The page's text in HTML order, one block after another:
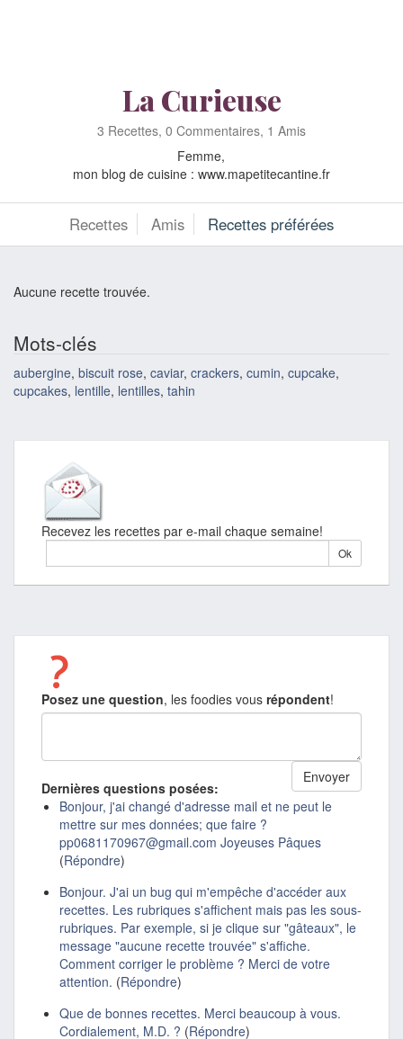
La Curieuse
3 Recettes, 0 Commentaires, 1 Amis
Femme,
mon blog de cuisine : www.mapetitecantine.fr
Recettes Amis Recettes préférées
Aucune recette trouvée.
Mots-clés
aubergine, biscuit rose, caviar, crackers, cumin, cupcake,
cupcakes, lentille, lentilles, tahin
Recevez les recettes par e-mail chaque semaine!
Posez une question, les foodies vous répondent!
Dernières questions posées:
Bonjour, j'ai changé d'adresse mail et ne peut le
mettre sur mes données; que faire ?
pp0681170967@gmail.com Joyeuses Pâques
(Répondre)
Bonjour. J'ai un bug qui m'empêche d'accéder aux
recettes. Les rubriques s'affichent mais pas les sous-
rubriques. Par exemple, si je clique sur "gâteaux", le
message "aucune recette trouvée" s'affiche.
Comment corriger le problème ? Merci de votre
attention. (Répondre)
Que de bonnes recettes. Merci beaucoup à vous.
Cordialement, M.D. ? (Répondre)